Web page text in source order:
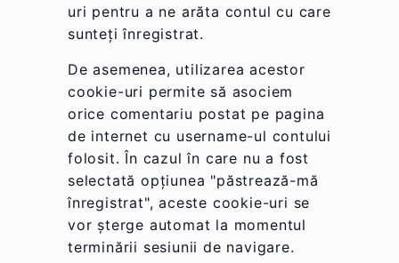
uri pentru a ne arăta contul cu care
sunteți înregistrat.
De asemenea, utilizarea acestor
cookie-uri permite să asociem
orice comentariu postat pe pagina
de internet cu username-ul contului
folosit. În cazul în care nu a fost
selectată opțiunea "păstrează-mă
înregistrat", aceste cookie-uri se
vor șterge automat la momentul
terminării sesiunii de navigare.